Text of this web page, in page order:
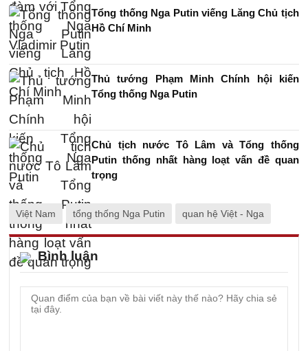
Tổng thống Nga Putin viếng Lăng Chủ tịch
Hồ Chí Minh
Thủ tướng Phạm Minh Chính hội kiến
Tổng thống Nga Putin
Chủ tịch nước Tô Lâm và Tổng thống
Putin thống nhất hàng loạt vấn đề quan
trọng
Việt Nam tổng thống Nga Putin quan hệ Việt - Nga
Bình luận